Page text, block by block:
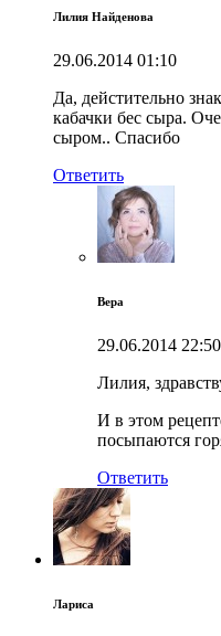
Лилия Найденова
29.06.2014 01:10
Да, дейстительно
кабачки бес сыра.
сыром.. Спасибо
Ответить
Вера
29.06.2014 22:50
Лилия,
И в этом
посыпаются
Ответить
Лариса